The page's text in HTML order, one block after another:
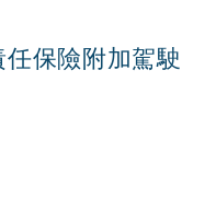
保險附加駕駛